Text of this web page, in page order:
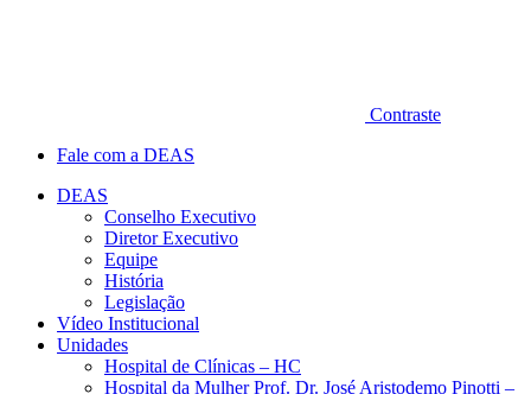
Contraste
Fale com a DEAS
DEAS
Conselho Executivo
Diretor Executivo
Equipe
História
Legislação
Vídeo Institucional
Unidades
Hospital de Clínicas – HC
Hospital da Mulher Prof. Dr. José Aristodemo Pinotti –